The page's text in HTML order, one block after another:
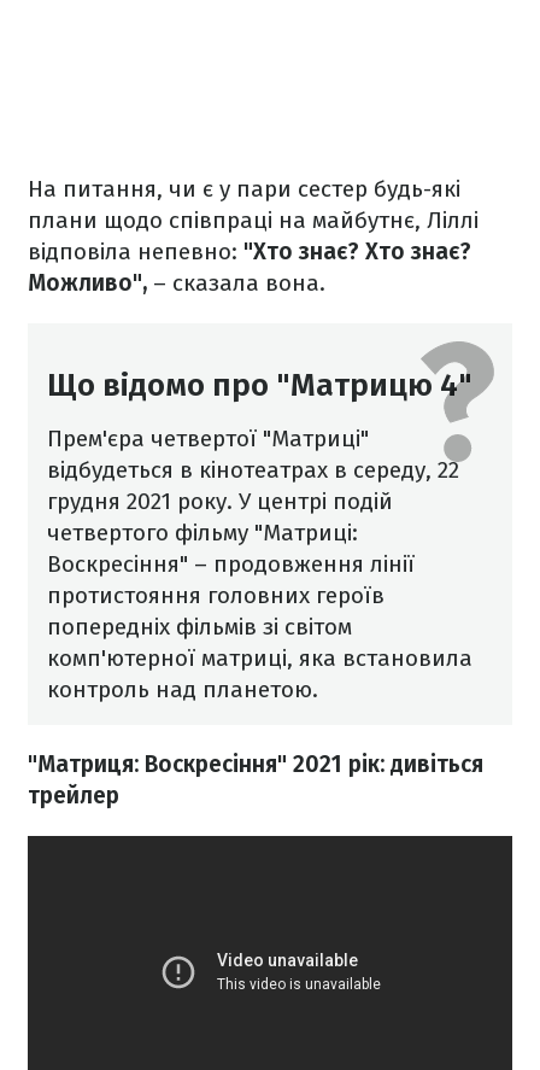
На питання, чи є у пари сестер будь-які
плани щодо співпраці на майбутнє, Ліллі
відповіла непевно: "Хто знає? Хто знає?
Можливо", – сказала вона.
Що відомо про "Матрицю 4"
Прем'єра четвертої "Матриці"
відбудеться в кінотеатрах в середу, 22
грудня 2021 року. У центрі подій
четвертого фільму "Матриці:
Воскресіння" – продовження лінії
протистояння головних героїв
попередніх фільмів зі світом
комп'ютерної матриці, яка встановила
контроль над планетою.
"Матриця: Воскресіння" 2021 рік: дивіться
трейлер